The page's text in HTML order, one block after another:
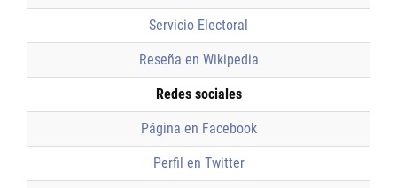
Servicio Electoral
Reseña en Wikipedia
Redes sociales
Página en Facebook
Perfil en Twitter